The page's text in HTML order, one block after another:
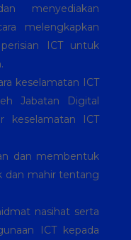
menyediakan
melengkapkan
ICT untuk
keselamatan ICT
Jabatan Digital
keselamatan ICT
dan membentuk
dan mahir tentang
nasihat serta
ICT kepada